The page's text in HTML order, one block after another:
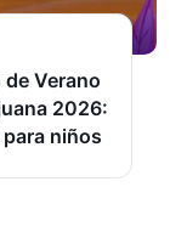
Verano
2026:
niños